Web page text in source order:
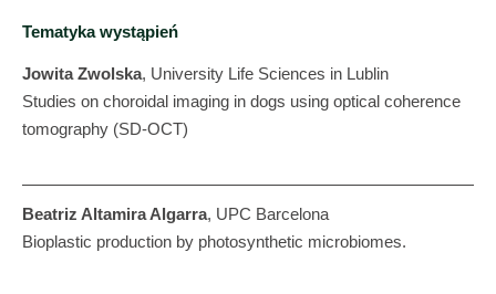
Tematyka wystąpień
Jowita Zwolska, University Life Sciences in Lublin
Studies on choroidal imaging in dogs using optical coherence
tomography (SD-OCT)
Beatriz Altamira Algarra, UPC Barcelona
Bioplastic production by photosynthetic microbiomes.